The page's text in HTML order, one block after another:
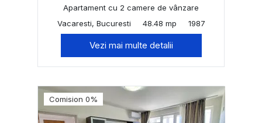
Apartament cu 2 camere de vânzare
Vacaresti, Bucuresti
48.48 mp 1987
Vezi mai multe detalii
Comision 0%